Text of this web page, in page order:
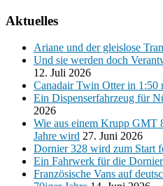
Aktuelles
Ariane und der gleislose
Und sie werden doch
12. Juli 2026
Canadair Twin Otter in 1:50
Ein Dispenserfahrzeug für
2026
Wie aus einem Krupp GMT
Jahre wird 27. Juni 2026
Dornier 328 wird zum Start
Ein Fahrwerk für die
Französische Vans auf